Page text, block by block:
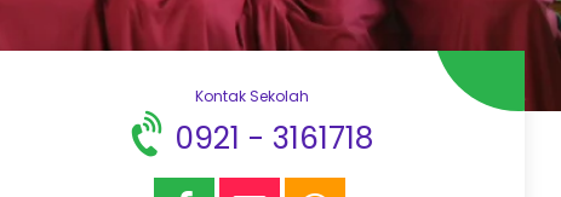
Kontak Sekolah
0921 - 3161718